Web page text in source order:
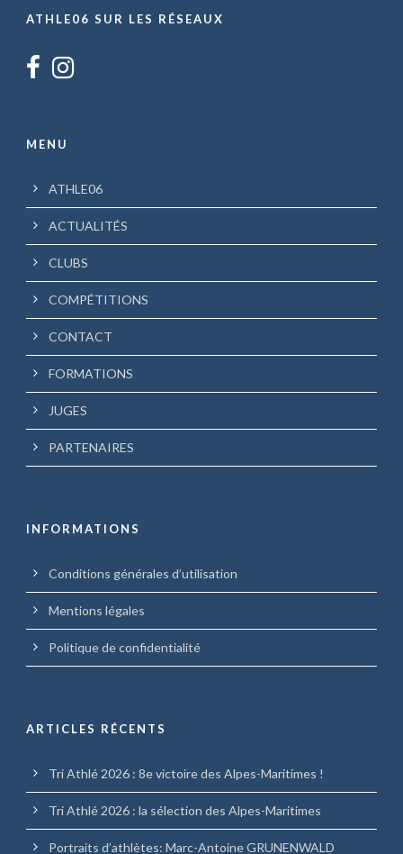
ATHLE06 SUR LES RÉSEAUX
MENU
ATHLE06
ACTUALITÉS
CLUBS
COMPÉTITIONS
CONTACT
FORMATIONS
JUGES
PARTENAIRES
INFORMATIONS
Conditions générales d’utilisation
Mentions légales
Politique de confidentialité
ARTICLES RÉCENTS
Tri Athlé 2026 : 8e victoire des Alpes-Maritimes !
Tri Athlé 2026 : la sélection des Alpes-Maritimes
Portraits d’athlètes: Marc-Antoine GRUNENWALD